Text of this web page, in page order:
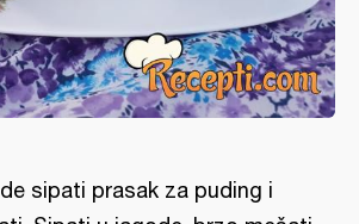
sipati prasak za puding i